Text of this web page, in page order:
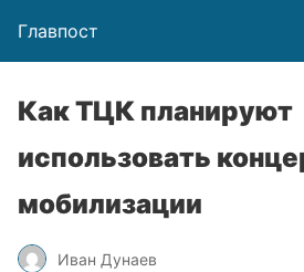
Главпост
Как ТЦК планируют
использовать
мобилизации
Иван Дунаев